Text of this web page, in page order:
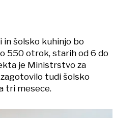
in šolsko kuhinjo bo
550 otrok, starih od 6 do
je Ministrstvo za
tudi šolsko
tri mesece.